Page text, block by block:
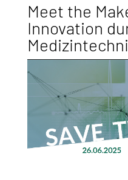
Meet the
Innovation